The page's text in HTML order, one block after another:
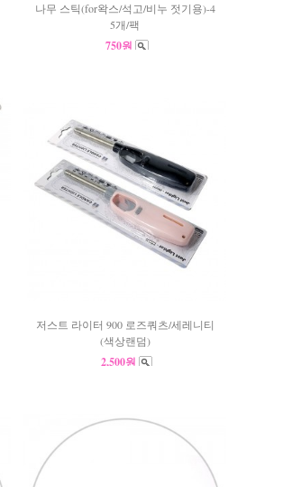
나무 스틱(for왁스/석고/비누 젓기용)-4
5개/팩
750원
저스트 라이터 900 로즈쿼츠/세레니티
(색상랜덤)
2,500원